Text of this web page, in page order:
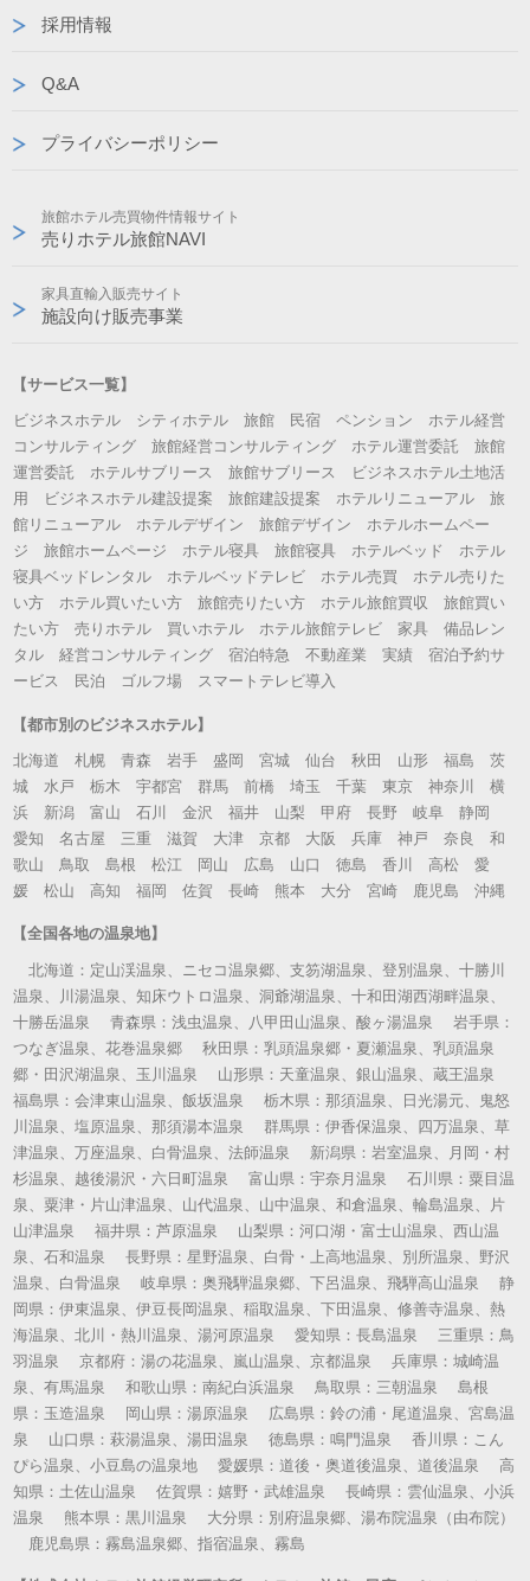
採用情報
Q&A
プライバシーポリシー
旅館ホテル売買物件情報サイト
売りホテル旅館NAVI
家具直輸入販売サイト
施設向け販売事業
【サービス一覧】
ビジネスホテル シティホテル 旅館 民宿 ペンション ホテル経営
コンサルティング 旅館経営コンサルティング ホテル運営委託 旅館
運営委託 ホテルサブリース 旅館サブリース ビジネスホテル土地活
用 ビジネスホテル建設提案 旅館建設提案 ホテルリニューアル 旅
館リニューアル ホテルデザイン 旅館デザイン ホテルホームペー
ジ 旅館ホームページ ホテル寝具 旅館寝具 ホテルベッド ホテル
寝具ベッドレンタル ホテルベッドテレビ ホテル売買 ホテル売りた
い方 ホテル買いたい方 旅館売りたい方 ホテル旅館買収 旅館買い
たい方 売りホテル 買いホテル ホテル旅館テレビ 家具 備品レン
タル 経営コンサルティング 宿泊特急 不動産業 実績 宿泊予約サ
ービス 民泊 ゴルフ場 スマートテレビ導入
【都市別のビジネスホテル】
北海道 札幌 青森 岩手 盛岡 宮城 仙台 秋田 山形 福島 茨
城 水戸 栃木 宇都宮 群馬 前橋 埼玉 千葉 東京 神奈川 横
浜 新潟 富山 石川 金沢 福井 山梨 甲府 長野 岐阜 静岡
愛知 名古屋 三重 滋賀 大津 京都 大阪 兵庫 神戸 奈良 和
歌山 鳥取 島根 松江 岡山 広島 山口 徳島 香川 高松 愛
媛 松山 高知 福岡 佐賀 長崎 熊本 大分 宮崎 鹿児島 沖縄
【全国各地の温泉地】
北海道：定山渓温泉、ニセコ温泉郷、支笏湖温泉、登別温泉、十勝川
温泉、川湯温泉、知床ウトロ温泉、洞爺湖温泉、十和田湖西湖畔温泉、
十勝岳温泉 青森県：浅虫温泉、八甲田山温泉、酸ヶ湯温泉 岩手県：
つなぎ温泉、花巻温泉郷 秋田県：乳頭温泉郷・夏瀬温泉、乳頭温泉
郷・田沢湖温泉、玉川温泉 山形県：天童温泉、銀山温泉、蔵王温泉
福島県：会津東山温泉、飯坂温泉 栃木県：那須温泉、日光湯元、鬼怒
川温泉、塩原温泉、那須湯本温泉 群馬県：伊香保温泉、四万温泉、草
津温泉、万座温泉、白骨温泉、法師温泉 新潟県：岩室温泉、月岡・村
杉温泉、越後湯沢・六日町温泉 富山県：宇奈月温泉 石川県：粟目温
泉、粟津・片山津温泉、山代温泉、山中温泉、和倉温泉、輪島温泉、片
山津温泉 福井県：芦原温泉 山梨県：河口湖・富士山温泉、西山温
泉、石和温泉 長野県：星野温泉、白骨・上高地温泉、別所温泉、野沢
温泉、白骨温泉 岐阜県：奥飛騨温泉郷、下呂温泉、飛騨高山温泉 静
岡県：伊東温泉、伊豆長岡温泉、稲取温泉、下田温泉、修善寺温泉、熱
海温泉、北川・熱川温泉、湯河原温泉 愛知県：長島温泉 三重県：鳥
羽温泉 京都府：湯の花温泉、嵐山温泉、京都温泉 兵庫県：城崎温
泉、有馬温泉 和歌山県：南紀白浜温泉 鳥取県：三朝温泉 島根
県：玉造温泉 岡山県：湯原温泉 広島県：鈴の浦・尾道温泉、宮島温
泉 山口県：萩湯温泉、湯田温泉 徳島県：鳴門温泉 香川県：こん
ぴら温泉、小豆島の温泉地 愛媛県：道後・奥道後温泉、道後温泉 高
知県：土佐山温泉 佐賀県：嬉野・武雄温泉 長崎県：雲仙温泉、小浜
温泉 熊本県：黒川温泉 大分県：別府温泉郷、湯布院温泉（由布院）
鹿児島県：霧島温泉郷、指宿温泉、霧島